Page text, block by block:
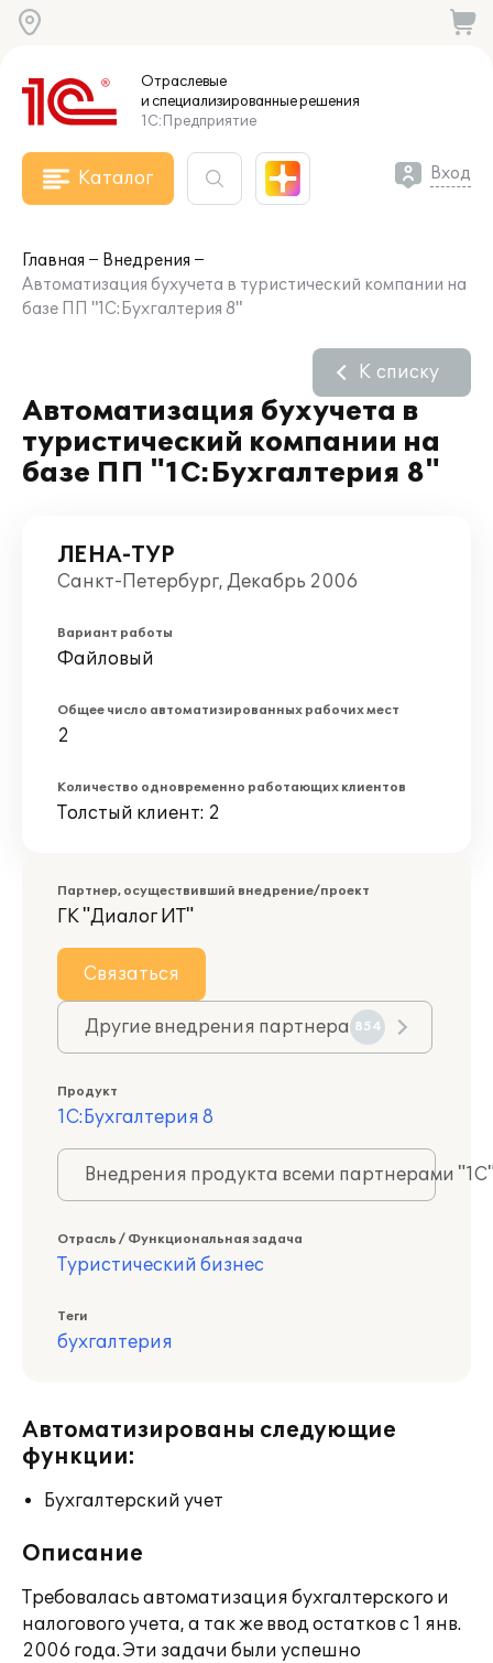
Отраслевые
и специализированныерешения
1С:Предприятие
Каталог Вход
Главная
Внедрения
Автоматизация бухучета в туристический компании на
базе ПП "1С:Бухгалтерия 8"
Автоматизация бухучета в
туристический компании на
базе ПП "1С:Бухгалтерия 8"
К списку
ЛЕНА-ТУР
Санкт-Петербург, Декабрь 2006
Вариант работы
Файловый
Общее число автоматизированных рабочих мест
2
Количество одновременно работающих клиентов
Толстый клиент: 2
Партнер, осуществивший внедрение/проект
ГК "Диалог ИТ"
Связаться
Другие внедрения партнера 854
Продукт
1С:Бухгалтерия 8
Внедрения продукта всеми партнерами
Отрасль / Функциональная задача
Туристический бизнес
Теги
бухгалтерия
Автоматизированы следующие
функции:
Бухгалтерский учет
Описание
Требовалась автоматизация бухгалтерского и
налогового учета, а так же ввод остатков с 1 янв.
2006 года. Эти задачи были успешно